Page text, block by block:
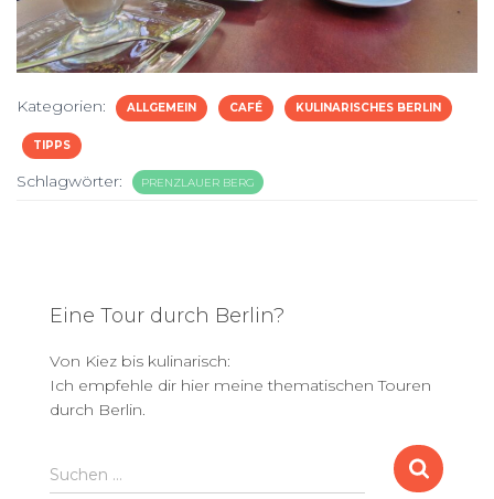
Kategorien: ALLGEMEIN CAFÉ KULINARISCHES BERLIN
TIPPS
Schlagwörter: PRENZLAUER BERG
Eine Tour durch Berlin?
Von Kiez bis kulinarisch:
Ich empfehle dir hier meine thematischen Touren
durch Berlin.
S
u
Suchen …